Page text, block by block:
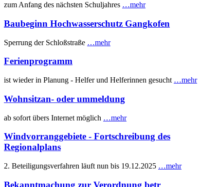
zum Anfang des nächsten Schuljahres …mehr
Baubeginn Hochwasserschutz Gangkofen
Sperrung der Schloßstraße …mehr
Ferienprogramm
ist wieder in Planung - Helfer und Helferinnen gesucht …mehr
Wohnsitzan- oder ummeldung
ab sofort übers Internet möglich …mehr
Windvorranggebiete - Fortschreibung des
Regionalplans
2. Beteiligungsverfahren läuft nun bis 19.12.2025 …mehr
Bekanntmachung zur Verordnung betr